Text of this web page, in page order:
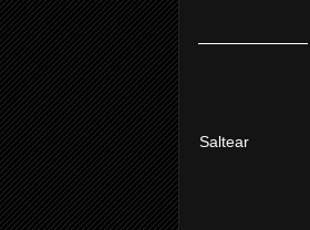
Saltear